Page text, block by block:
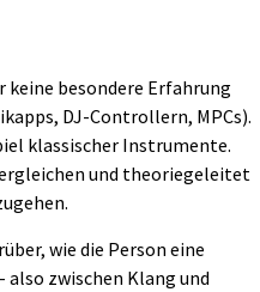
keine besondere Erfahrung
DJ-Controllern, MPCs).
klassischer Instrumente.
und theoriegeleitet
wie die Person eine
zwischen Klang und